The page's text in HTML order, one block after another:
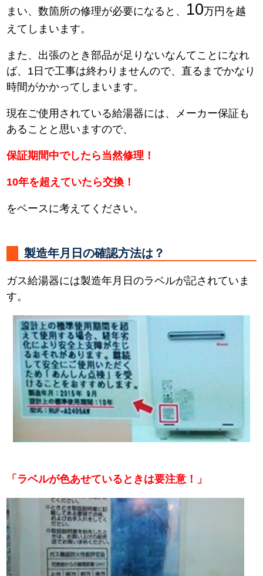
まい、数箇所の修理が必要になると、 10万円を越
えてしまいます。
また、出張のとき部品が足りないなんてことになれ
ば、1日で工事は終わりませんので、直るまでかなり
時間がかかってしまいます。
現在ご使用されている給湯器には、メーカー保証も
あることと思いますので、
保証期間中でしたら当然修理！
10年を超えていたら交換！
をベースに考えてください。
製造年月日の確認方法は？
ガス給湯器には製造年月日のラベルが記されていま
す。
「ラベルが色あせているときは要注意！」